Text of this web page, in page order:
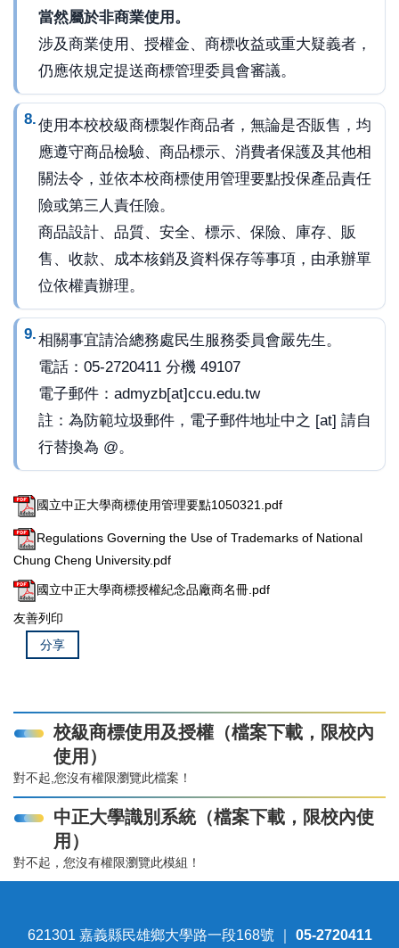
當然屬於非商業使用。
涉及商業使用、授權金、商標收益或重大疑義者，
仍應依規定提送商標管理委員會審議。
使用本校校級商標製作商品者，無論是否販售，均
應遵守商品檢驗、商品標示、消費者保護及其他相
關法令，並依本校商標使用管理要點投保產品責任
險或第三人責任險。
商品設計、品質、安全、標示、保險、庫存、販
售、收款、成本核銷及資料保存等事項，由承辦單
位依權責辦理。
相關事宜請洽總務處民生服務委員會嚴先生。
電話：05-2720411 分機 49107
電子郵件： admyzb[at]ccu.edu.tw
註：為防範垃圾郵件，電子郵件地址中之 [at] 請自
行替換為 @。
國立中正大學商標使用管理要點1050321.pdf
Regulations Governing the Use of Trademarks of National
Chung Cheng University.pdf
國立中正大學商標授權紀念品廠商名冊.pdf
友善列印
分享
校級商標使用及授權（檔案下載，限校內
使用）
對不起,您沒有權限瀏覽此檔案！
中正大學識別系統（檔案下載，限校內使
用）
對不起，您沒有權限瀏覽此模組！
621301 嘉義縣民雄鄉大學路一段168號 ｜ 05-2720411